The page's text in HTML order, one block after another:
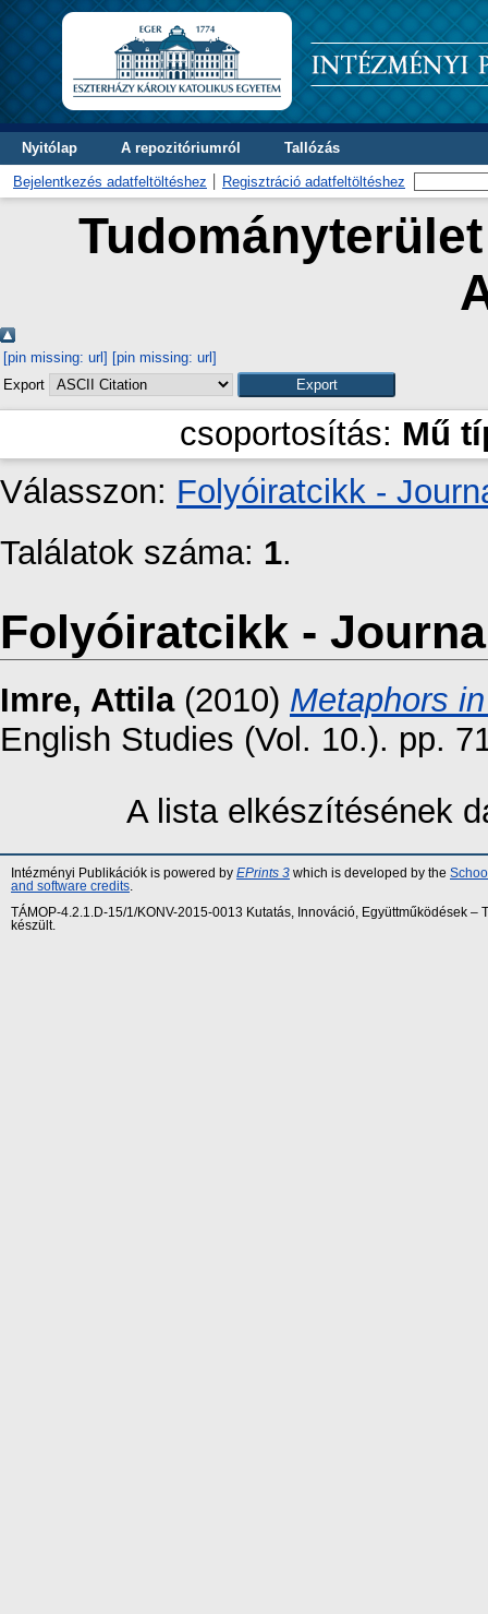
Nyitólap A repozitóriumról Tallózás
Bejelentkezés adatfeltöltéshez Regisztráció adatfeltöltéshez
[pin missing: url] [pin missing: url]
Export
csoportosítás: Mű
Válasszon: Folyóiratcikk -
Találatok száma: 1.
Folyóiratcikk -
Imre, Attila(2010) Metaphors
English Studies (Vol. 10.). pp.
A lista elkészítésének
Intézményi Publikációk is powered by EPrints 3 which is developed by the
and software credits
TÁMOP-4.2.1.D-15/1/KONV-2015-0013 Kutatás, Innováció, Együttműködések
készült.